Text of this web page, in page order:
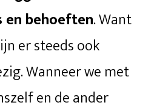
en behoeften. Want
er steeds ook
Wanneer we met
en de ander